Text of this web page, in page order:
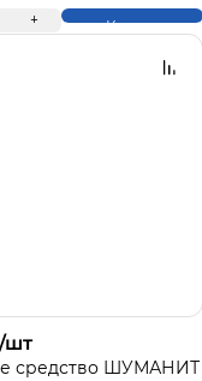
+ Купить
/шт
средство ШУМАНИТ